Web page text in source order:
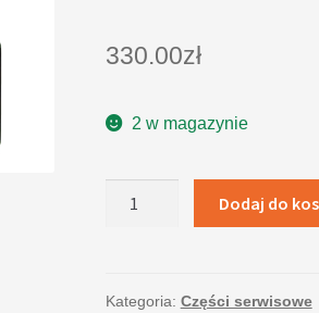
330.00zł
2 w magazynie
A3
Dodaj do
Kategoria: Części serwisowe